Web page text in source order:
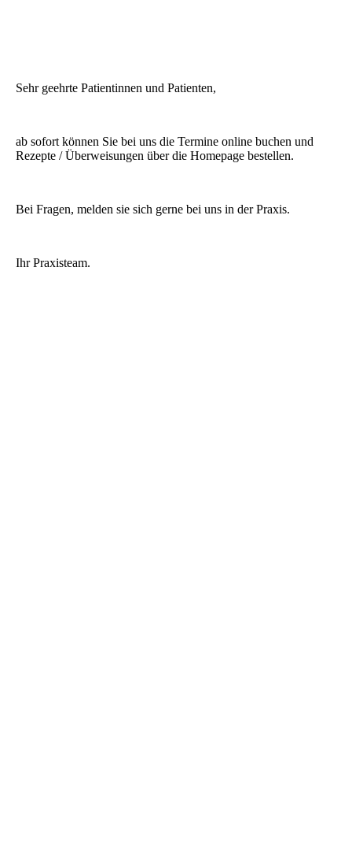
Sehr geehrte Patientinnen und Patienten,
ab sofort können Sie bei uns die Termine online buchen und
Rezepte / Überweisungen über die Homepage bestellen.
Bei Fragen, melden sie sich gerne bei uns in der Praxis.
Ihr Praxisteam.